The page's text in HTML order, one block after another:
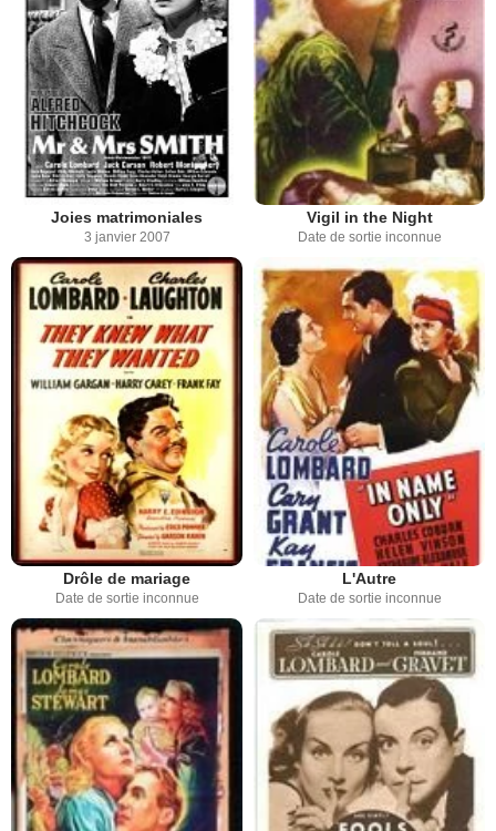
Joies matrimoniales
3 janvier 2007
Vigil in the Night
Date de sortie inconnue
Drôle de mariage
Date de sortie inconnue
L'Autre
Date de sortie inconnue